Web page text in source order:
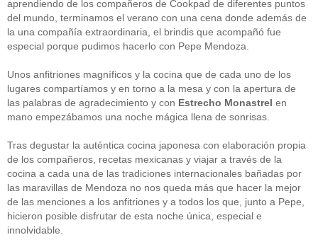
CATEGORÍAS
Alimentos(44)
America(8)
Carnes(3)
cataluña(1)
Cocina(38)
consejos(3)
El Celler de Can Roca(1)
Empresas(12)
ferran adria(10)
formación(1)
Gastronomía
aprendiendo de los compañeros de Cookpad de diferentes puntos
del mundo, terminamos el verano con una cena donde además de
la una compañía extraordinaria, el brindis que acompañó fue
especial porque pudimos hacerlo con Pepe Mendoza.
Unos anfitriones magníficos y la cocina que de cada uno de los
lugares compartíamos y en torno a la mesa y con la apertura de
las palabras de agradecimiento y con Estrecho Monastrel en
mano empezábamos una noche mágica llena de sonrisas.
Tras degustar la auténtica cocina japonesa con elaboración propia
de los compañeros, recetas mexicanas y viajar a través de la
cocina a cada una de las tradiciones internacionales bañadas por
las maravillas de Mendoza no nos queda más que hacer la mejor
de las menciones a los anfitriones y a todos los que, junto a Pepe,
hicieron posible disfrutar de esta noche única, especial e
innolvidable.